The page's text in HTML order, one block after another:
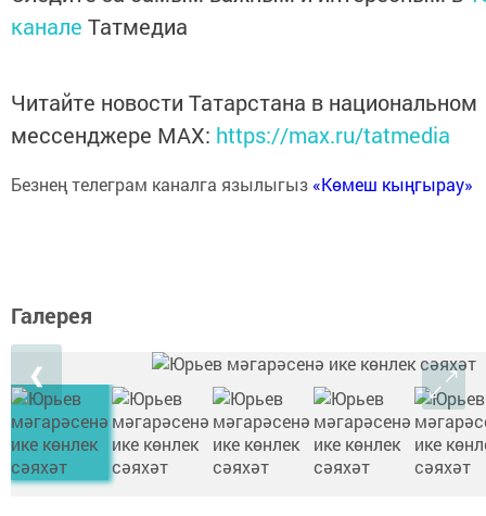
канале Татмедиа
Читайте новости Татарстана в национальном
мессенджере MАХ: https://max.ru/tatmedia
Безнең телеграм каналга язылыгыз «Көмеш кыңгырау»
Галерея
❮